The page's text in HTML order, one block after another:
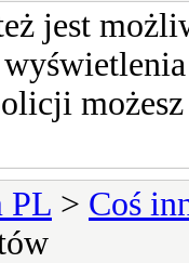
jest
PL > Coś